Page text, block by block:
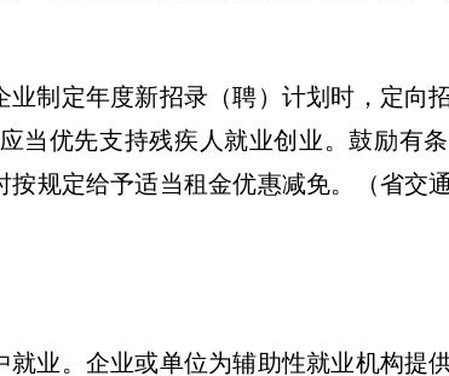
业制定年度新招录（聘）计划时，定向
当优先支持残疾人就业创业。鼓励有
规定给予适当租金优惠减免。
（省交
业。 企业或单位为辅助性就业机构提